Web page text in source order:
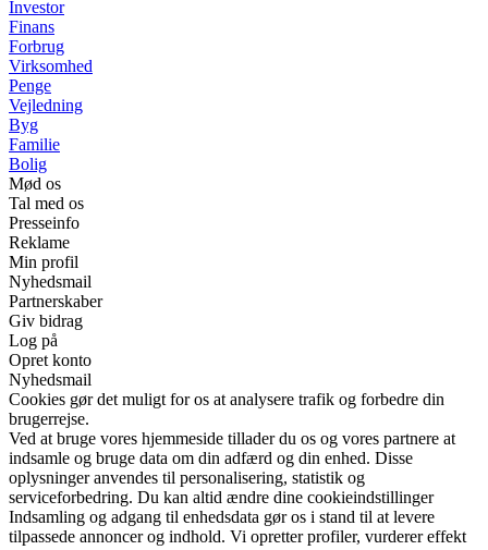
Investor
Finans
Forbrug
Virksomhed
Penge
Vejledning
Byg
Familie
Bolig
Mød os
Tal med os
Presseinfo
Reklame
Min profil
Nyhedsmail
Partnerskaber
Giv bidrag
Log på
Opret konto
Nyhedsmail
Cookies gør det muligt for os at analysere trafik og forbedre din
brugerrejse.
Ved at bruge vores hjemmeside tillader du os og vores partnere at
indsamle og bruge data om din adfærd og din enhed. Disse
oplysninger anvendes til personalisering, statistik og
serviceforbedring. Du kan altid ændre dine cookieindstillinger
Indsamling og adgang til enhedsdata gør os i stand til at levere
tilpassede annoncer og indhold. Vi opretter profiler, vurderer effekt